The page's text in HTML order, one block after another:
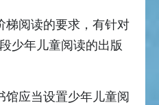
梯阅读的要求，有针对
少年儿童阅读的出版
馆应当设置少年儿童阅